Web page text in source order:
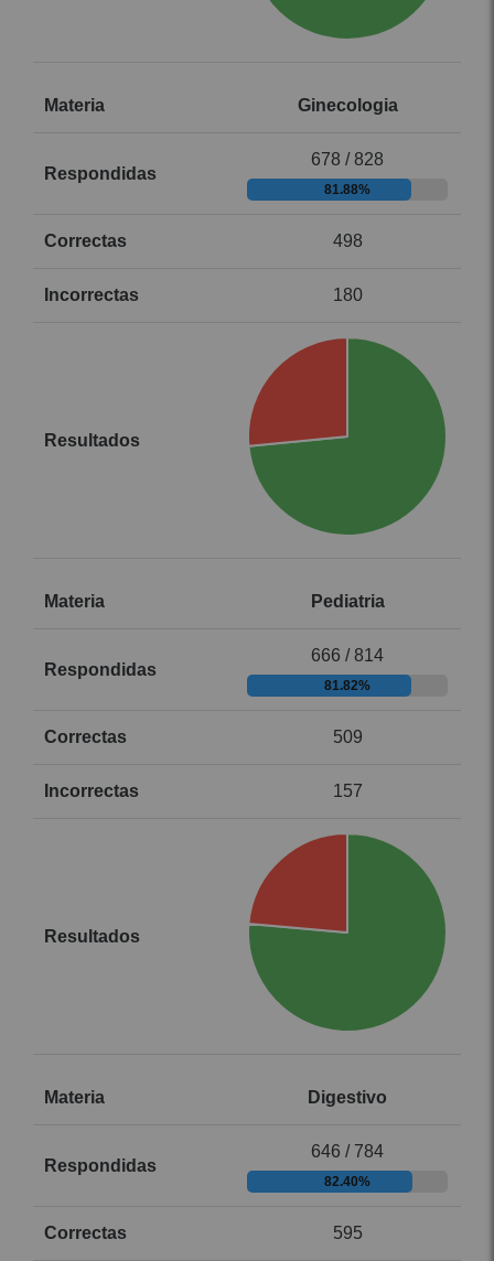
Ginecologia
678 / 828
81.88%
498
180
Pediatria
666 / 814
81.82%
509
157
Digestivo
646 / 784
82.40%
595